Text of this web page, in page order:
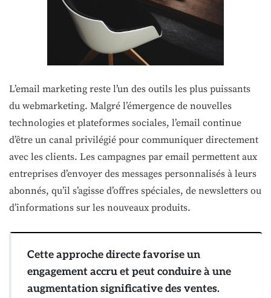
L’email marketing reste l’un des outils les plus puissants
du webmarketing. Malgré l’émergence de nouvelles
technologies et plateformes sociales, l’email continue
d’être un canal privilégié pour communiquer directement
avec les clients. Les campagnes par email permettent aux
entreprises d’envoyer des messages personnalisés à leurs
abonnés, qu’il s’agisse d’offres spéciales, de newsletters ou
d’informations sur les nouveaux produits.
Cette approche directe favorise un
engagement accru et peut conduire à une
augmentation significative des ventes.